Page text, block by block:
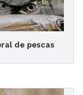
de pescas